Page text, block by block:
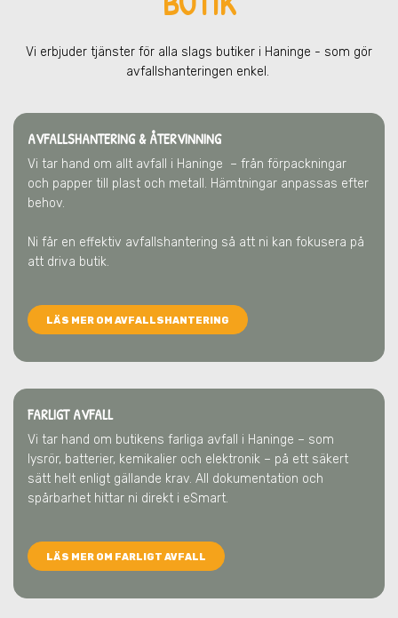
Vi erbjuder tjänster för alla slags butiker i Haninge - som gör
avfallshanteringen enkel.
AVFALLSHANTERING & ÅTERVINNING
Vi tar hand om allt avfall i Haninge – från förpackningar
och papper till plast och metall. Hämtningar anpassas efter
behov.
Ni får en effektiv avfallshantering så att ni kan fokusera på
att driva butik.
LÄS MER OM AVFALLSHANTERING
FARLIGT AVFALL
Vi tar hand om butikens farliga avfall i Haninge – som
lysrör, batterier, kemikalier och elektronik – på ett säkert
sätt helt enligt gällande krav. All dokumentation och
spårbarhet hittar ni direkt i eSmart.
LÄS MER OM FARLIGT AVFALL